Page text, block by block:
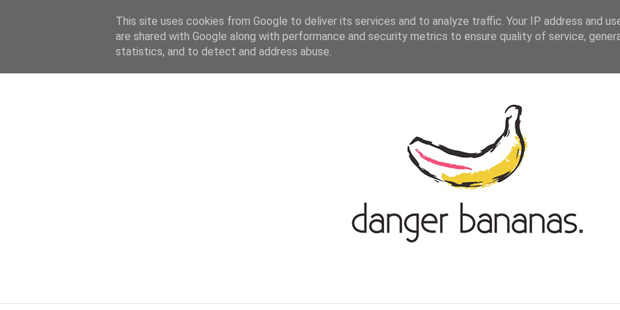
HOME KATEGORIEN ASIAN-GERMAN BLOGROLL KONTAKT
This site uses cookies from Google to deliver its services and to analyze traffic. Your IP address and
are shared with Google along with performance and security metrics to ensure quality of service,
statistics, and to detect and address abuse.